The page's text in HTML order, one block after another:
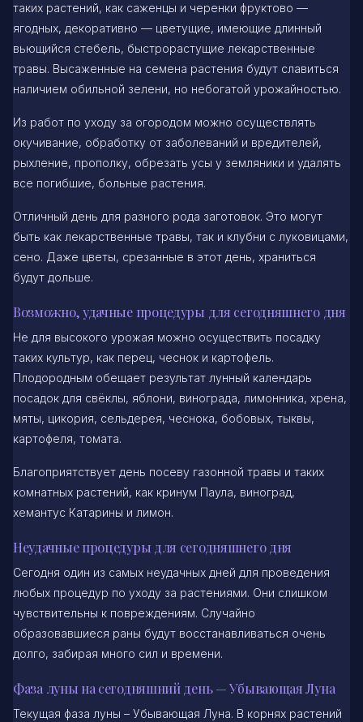
таких растений, как саженцы и черенки фруктово —
ягодных, декоративно — цветущие, имеющие длинный
вьющийся стебель, быстрорастущие лекарственные
травы. Высаженные на семена растения будут славиться
наличием обильной зелени, но небогатой урожайностью.
Из работ по уходу за огородом можно осуществлять
окучивание, обработку от заболеваний и вредителей,
рыхление, прополку, обрезать усы у земляники и удалять
все погибшие, больные растения.
Отличный день для разного рода заготовок. Это могут
быть как лекарственные травы, так и клубни с луковицами,
сено. Даже цветы, срезанные в этот день, храниться
будут дольше.
Возможно, удачные процедуры для сегодняшнего дня
Не для высокого урожая можно осуществить посадку
таких культур, как перец, чеснок и картофель.
Плодородным обещает результат лунный календарь
посадок для свёклы, яблони, винограда, лимонника, хрена,
мяты, цикория, сельдерея, чеснока, бобовых, тыквы,
картофеля, томата.
Благоприятствует день посеву газонной травы и таких
комнатных растений, как кринум Паула, виноград,
хемантус Катарины и лимон.
Неудачные процедуры для сегодняшнего дня
Сегодня один из самых неудачных дней для проведения
любых процедур по уходу за растениями. Они слишком
чувствительны к повреждениям. Случайно
образовавшиеся раны будут восстанавливаться очень
долго, забирая много сил и времени.
Фаза луны на сегодняшний день — Убывающая Луна
Текущая фаза луны – Убывающая Луна. В корнях растений